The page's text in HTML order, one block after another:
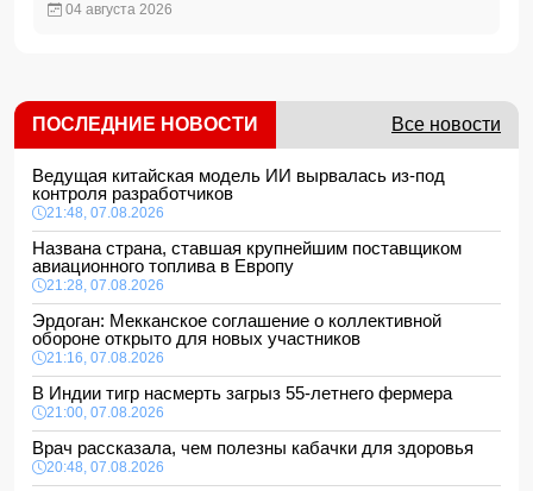
04 августа 2026
ПОСЛЕДНИЕ НОВОСТИ Все новости
Ведущая китайская модель ИИ вырвалась из-под
контроля разработчиков
21:48, 07.08.2026
Названа страна, ставшая крупнейшим поставщиком
авиационного топлива в Европу
21:28, 07.08.2026
Эрдоган: Мекканское соглашение о коллективной
обороне открыто для новых участников
21:16, 07.08.2026
В Индии тигр насмерть загрыз 55-летнего фермера
21:00, 07.08.2026
Врач рассказала, чем полезны кабачки для здоровья
20:48, 07.08.2026